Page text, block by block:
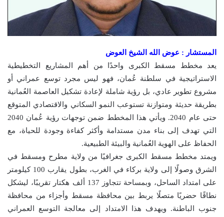
المستشار : عوض الله الشيخ العوض
يعد مخطط مسقط الكبرى واحدًا من أهم المشاريع التخطيطية
الاستراتيجية في سلطنة عُمان، فهو ليس مجرد توسع عمراني أو
مشروع تطوير عادي، بل رؤية شاملة لإعادة تشكيل العاصمة العُمانية
بطريقة حديثة ومتوازنة تستوعب النمو السكاني والاقتصادي المتوقع
حتى عام 2040. ويأتي هذا المخطط ضمن توجهات رؤية عُمان 2040
التي تهدف إلى بناء مدن مستدامة وأكثر كفاءة وجودة للحياة، مع
الحفاظ على الهوية العُمانية والبيئة الطبيعية.
ويمتد مخطط مسقط الكبرى جغرافيًا من ولاية مطرح ومسقط في
الشرق وصولًا إلى ولاية بركاء في الغرب، بطول يقارب 100 كيلومتر
على امتداد الساحل، وبمساحة تتجاوز 137 ألف هكتار تقريبًا، ليشكل
نطاقًا حضريًا متصلًا يربط بين محافظة مسقط وأجزاء من محافظة
جنوب الباطنة. ويهدف هذا الامتداد إلى معالجة التوسع العمراني